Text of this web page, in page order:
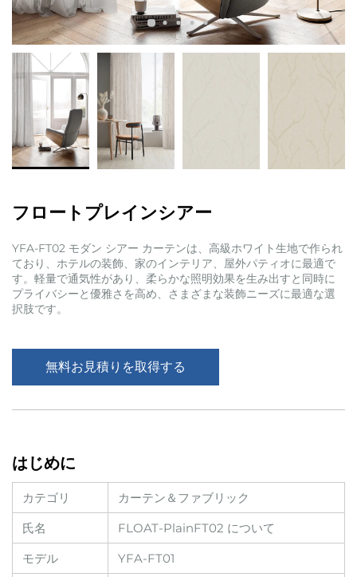
フロートプレインシアー
YFA-FT02 モダン シアー カーテンは、高級ホワイト生地で作られ
ており、ホテルの装飾、家のインテリア、屋外パティオに最適で
す。軽量で通気性があり、柔らかな照明効果を生み出すと同時に
プライバシーと優雅さを高め、さまざまな装飾ニーズに最適な選
択肢です。
無料お見積りを取得する
はじめに
カテゴリ
カーテン＆ファブリック
氏名
FLOAT-PlainFT02 について
モデル
YFA-FT01